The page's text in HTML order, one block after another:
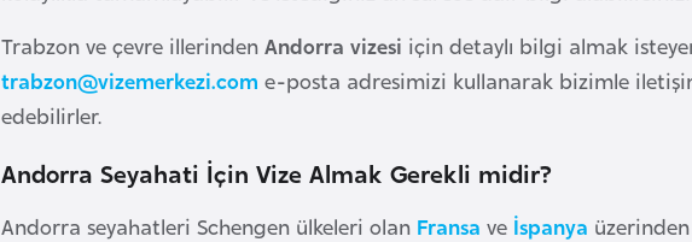
Trabzon ve çevre illerinden Andorra vizesi için detaylı bilgi almak
trabzon@vizemerkezi.com e-posta adresimizi kullanarak bizimle
edebilirler.
Andorra Seyahati İçin Vize Almak Gerekli midir?
Andorra seyahatleri Schengen ülkeleri olan Fransa ve İspanya